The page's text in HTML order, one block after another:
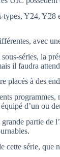
types, Y24,
avec
séries, la
il faudra
placés à des
d’un ou
partie de
cette série, que